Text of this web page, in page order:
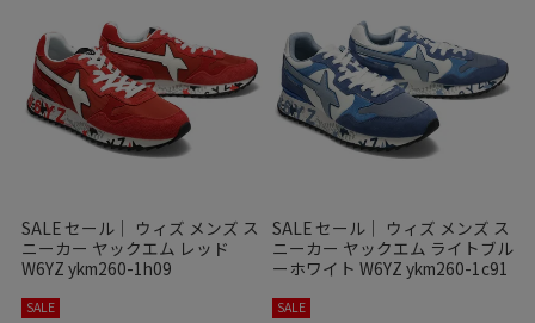
SALE セール｜ ウィズ メンズ ス
ニーカー ヤックエム レッド
W6YZ ykm260-1h09
SALE
SALE セール｜ ウィズ メンズ ス
ニーカー ヤックエム ライトブル
ーホワイト W6YZ ykm260-1c91
SALE